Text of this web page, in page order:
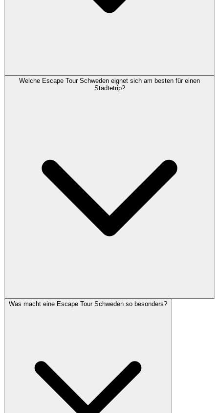
Welche Escape Tour Schweden eignet sich am besten für einen
Städtetrip?
Was macht eine Escape Tour Schweden so besonders?